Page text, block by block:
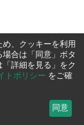
、クッキーを利用
合は「同意」ボタ
詳細を見る」をク
トポリシー をご確
同意